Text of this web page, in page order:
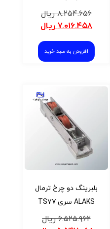
۸.۲۵۴.۶۵۶ریال
۷.۰۱۶.۴۵۸ریال
افزودن به سبد خرید
بلبرینگ دو چرخ ترمال
ALAKS سری TS77
۶.۵۲۵.۹۶۲ریال